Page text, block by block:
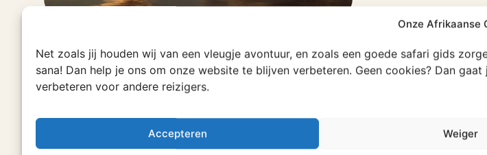
Onze Afrikaanse
Net zoals jij houden wij van een vleugje avontuur, en zoals een goede safari gids
sana! Dan help je ons om onze website te blijven verbeteren. Geen cookies? Dan
verbeteren voor andere reizigers.
Accepteren Weiger